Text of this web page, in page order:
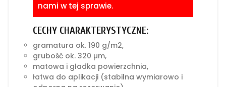
nami w tej sprawie.
CECHY CHARAKTERYSTYCZNE:
gramatura ok. 190 g/m2,
grubość ok. 320 µm,
matowa i gładka powierzchnia,
łatwa do aplikacji (stabilna wymiarowo i